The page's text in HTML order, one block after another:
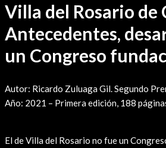
Villa del Rosario de
Antecedentes,
un Congreso
Autor: Ricardo Zuluaga Gil. Segundo
Año: 2021 – Primera edición, 188
El de Villa del Rosario no fue un